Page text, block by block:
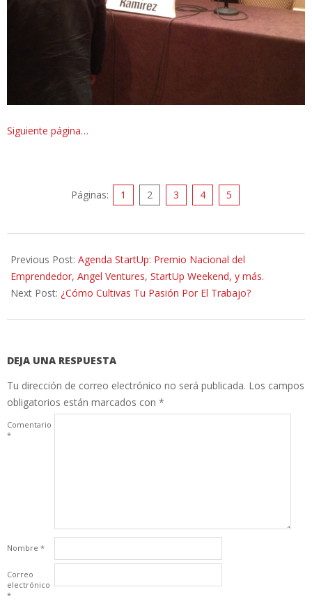
Siguiente página…
Páginas: 1 2 3 4 5
03-
10
Previous Post: Agenda StartUp: Premio Nacional del
Emprendedor, Angel Ventures, StartUp Weekend, y más.
Next Post: ¿Cómo Cultivas Tu Pasión Por El Trabajo?
DEJA UNA RESPUESTA
Tu dirección de correo electrónico no será publicada. Los campos
obligatorios están marcados con *
Comentario
*
Nombre *
Correo
electrónico
*